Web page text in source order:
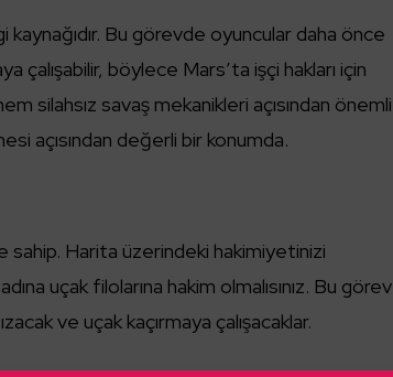
Bu görevde oyuncular daha önce
çalışabilir, böylece Mars’ta işçi hakları için
silahsız savaş mekanikleri açısından önemli
açısından değerli bir konumda.
sahip. Harita üzerindeki hakimiyetinizi
uçak filolarına hakim olmalısınız. Bu görev
ve uçak kaçırmaya çalışacaklar.